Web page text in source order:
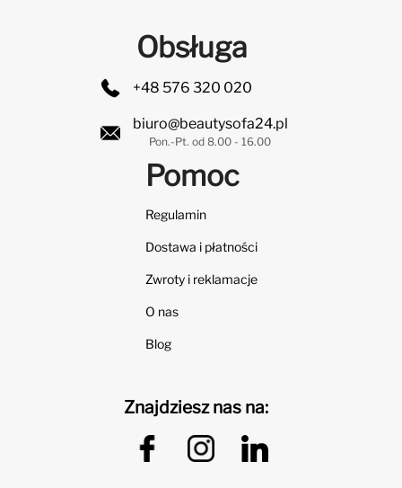
Obsługa
+48 576 320 020
biuro@beautysofa24.pl
Pon.-Pt. od 8.00 - 16.00
Pomoc
Regulamin
Dostawa i płatności
Zwroty i reklamacje
O nas
Blog
Znajdziesz nas na: